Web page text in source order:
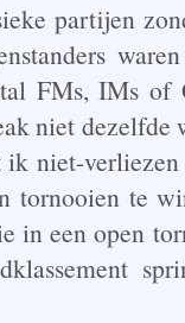
partijen
FMs, IMs of
niet dezelfde
niet-
tornooien te
in een open